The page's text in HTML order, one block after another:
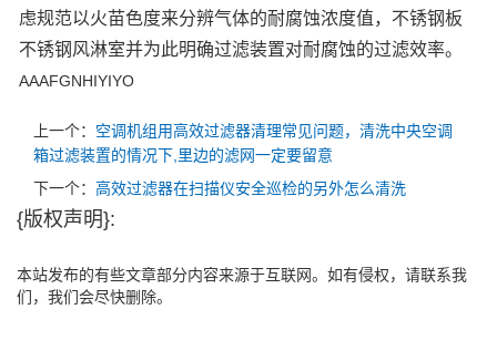
虑规范以火苗色度来分辨气体的耐腐蚀浓度值，不锈钢板
不锈钢风淋室并为此明确过滤装置对耐腐蚀的过滤效率。
AAAFGNHIYIYO
上一个： 空调机组用高效过滤器清理常见问题，清洗中央空调
箱过滤装置的情况下,里边的滤网一定要留意
下一个： 高效过滤器在扫描仪安全巡检的另外怎么清洗
{版权声明}:
本站发布的有些文章部分内容来源于互联网。如有侵权，请联系我
们，我们会尽快删除。